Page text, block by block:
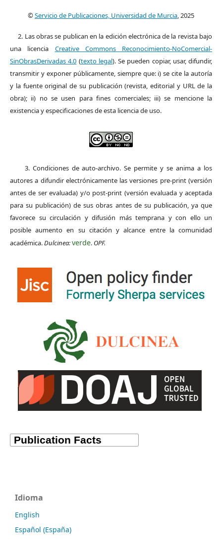
©Servicio de Publicaciones, Universidad de Murcia, 2025
2. Las obras se publican en la edición electrónica de la revista bajo
una licencia Creative Commons Reconocimiento-NoComercial-
SinObrasDerivadas 4.0 (texto legal). Se pueden copiar, usar, difundir,
transmitir y exponer públicamente, siempre que: i) se cite la autoría
y la fuente original de su publicación (revista, editorial y URL de la
obra); ii) no se usen para fines comerciales; iii) se mencione la
existencia y especificaciones de esta licencia de uso.
3. Condiciones de auto-archivo. Se permite y se anima a los
autores a difundir electrónicamente las versiones pre-print (versión
antes de ser evaluada) y/o post-print (versión evaluada y aceptada
para su publicación) de sus obras antes de su publicación, ya que
favorece su circulación y difusión más temprana y con ello un
posible aumento en su citación y alcance entre la comunidad
académica.Dulcinea:verde. OPF.
Idioma
English
Español (España)